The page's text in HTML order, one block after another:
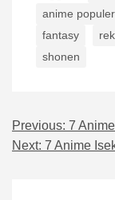
anime populer
fantasy
shonen
Previous: 7 Anime
Next: 7 Anime Isekai